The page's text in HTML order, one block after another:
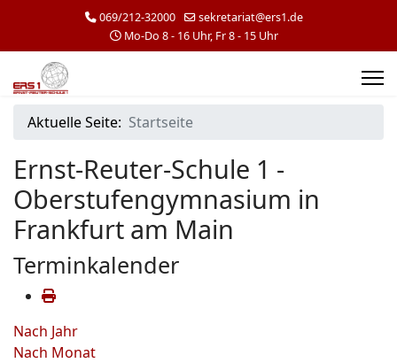
069/212-32000
sekretariat@ers1.de
Mo-Do 8 - 16 Uhr, Fr 8 - 15 Uhr
Aktuelle Seite: Startseite
Ernst-Reuter-Schule 1 -
Oberstufengymnasium in
Frankfurt am Main
Terminkalender
Nach Jahr
Nach Monat